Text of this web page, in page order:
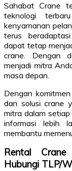
Sahabat Crane
teknologi
kenyamanan
terus
dapat tetap
crane. Dengan
menjadi mitra
masa depan.
Dengan
dan solusi crane
mitra dalam
informasi lebih
membantu
Rental
Hubungi TLP/